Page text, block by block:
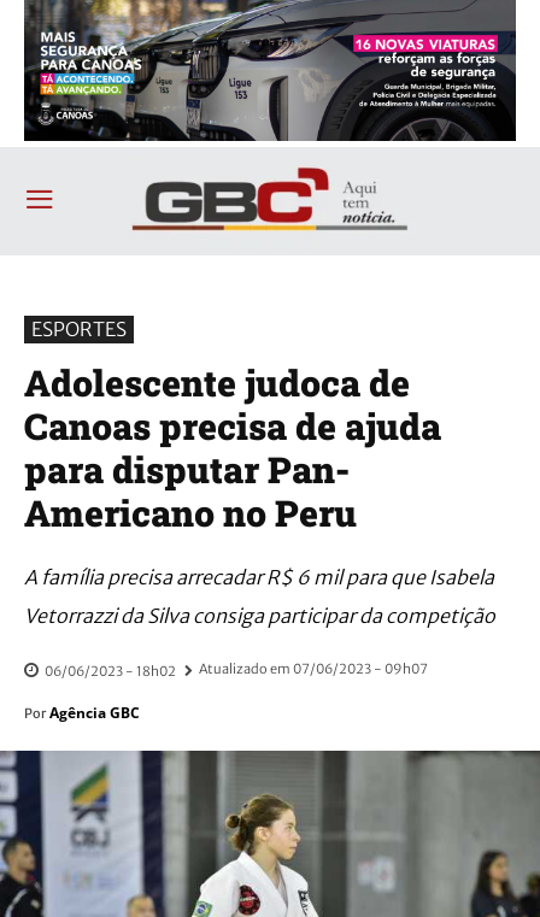
ESPORTES
Adolescente judoca de
Canoas precisa de ajuda
para disputar Pan-
Americano no Peru
A família precisa arrecadar R$ 6 mil para que Isabela
Vetorrazzi da Silva consiga participar da competição
06/06/2023 - 18h02 Atualizado em 07/06/2023 - 09h07
Por Agência GBC